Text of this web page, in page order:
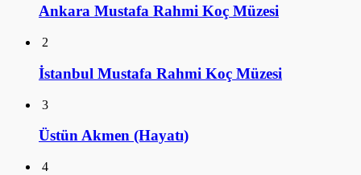
Ankara Mustafa Rahmi Koç Müzesi
2
İstanbul Mustafa Rahmi Koç Müzesi
3
Üstün Akmen (Hayatı)
4